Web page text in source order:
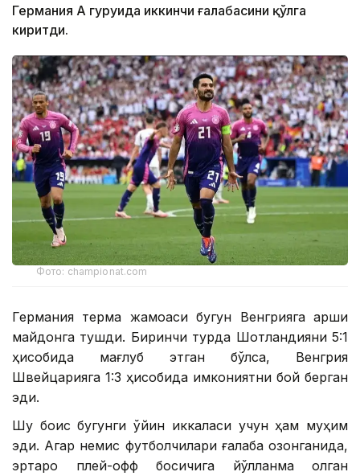
Германия А гуруҳида иккинчи ғалабасини қўлга
киритди.
Фото: championat.com
Германия терма жамоаси бугун Венгрияга қарши
майдонга тушди. Биринчи турда Шотландияни 5:1
ҳисобида мағлуб этган бўлса, Венгрия
Швейцарияга 1:3 ҳисобида имкониятни бой берган
эди.
Шу боис бугунги ўйин иккаласи учун ҳам муҳим
эди. Агар немис футболчилари ғалаба қозонганида,
эртароқ плей-офф босқичига йўлланма олган